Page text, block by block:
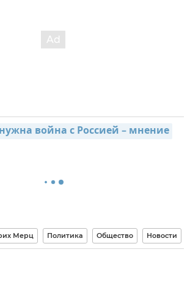
война с Россией – мнение
Мерц Политика Общество Новости